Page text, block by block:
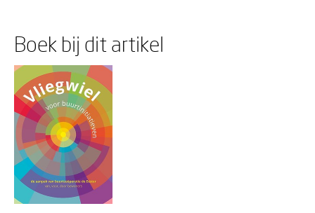
Boek bij dit artikel